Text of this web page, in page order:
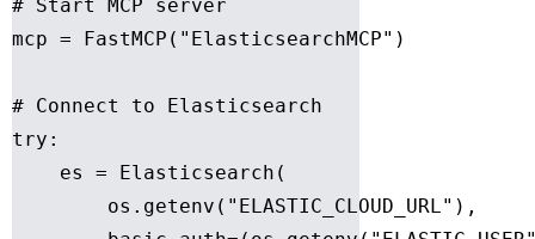
# Start MCP server
mcp = FastMCP("ElasticsearchMCP")
# Connect to Elasticsearch
try:
    es = Elasticsearch(
        os.getenv("ELASTIC_CLOUD_URL"),